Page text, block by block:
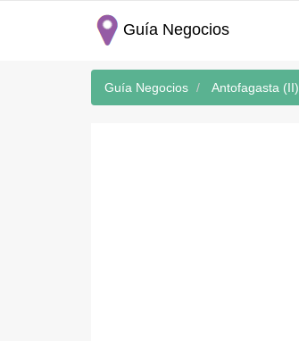
Guía Negocios
Guía Negocios Antofagasta (II)